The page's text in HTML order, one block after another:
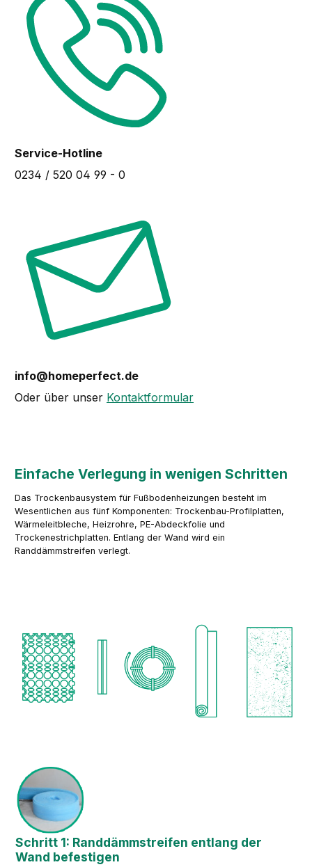
Service-Hotline
0234 / 520 04 99 - 0
info@homeperfect.de
Oder über unser Kontaktformular
Einfache Verlegung in wenigen Schritten
Das Trockenbausystem für Fußbodenheizungen besteht im
Wesentlichen aus fünf Komponenten: Trockenbau-Profilplatten,
Wärmeleitbleche, Heizrohre, PE-Abdeckfolie und
Trockenestrichplatten. Entlang der Wand wird ein
Randdämmstreifen verlegt.
Schritt 1: Randdämmstreifen entlang der
Wand befestigen